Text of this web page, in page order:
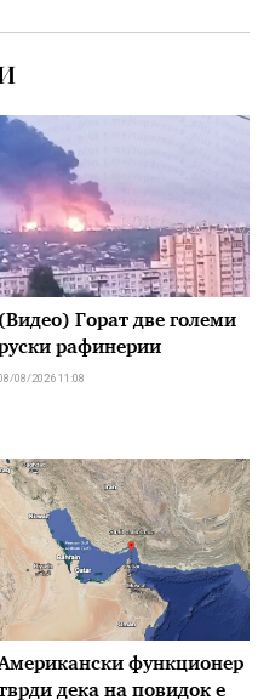
(Видео) Горат две големи
рафинерии
08/2026 11:08
функционер
дека на повидок е